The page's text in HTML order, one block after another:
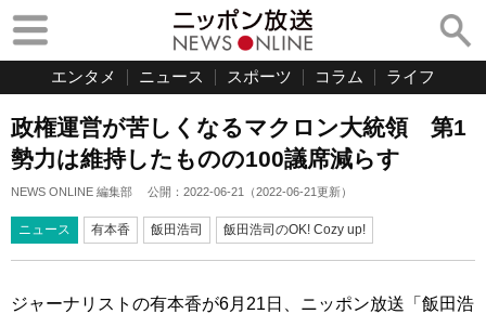
エンタメ ニュース スポーツ コラム ライフ
政権運営が苦しくなるマクロン大統領 第1
勢力は維持したものの100議席減らす
NEWS ONLINE 編集部 公開： 2022-06-21 （2022-06-21更新）
ニュース 有本香 飯田浩司 飯田浩司のOK! Cozy up!
ジャーナリストの有本香が6月21日、ニッポン放送「飯田浩